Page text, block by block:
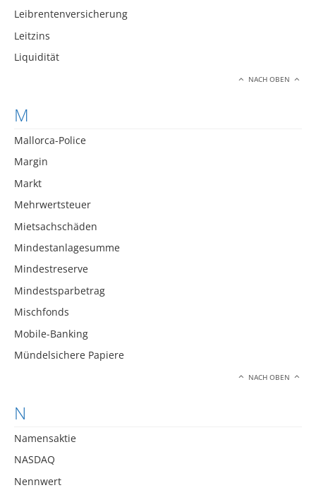
Leibrentenversicherung
Leitzins
Liquidität
NACH OBEN
M
Mallorca-Police
Margin
Markt
Mehrwertsteuer
Mietsachschäden
Mindestanlagesumme
Mindestreserve
Mindestsparbetrag
Mischfonds
Mobile-Banking
Mündelsichere Papiere
NACH OBEN
N
Namensaktie
NASDAQ
Nennwert